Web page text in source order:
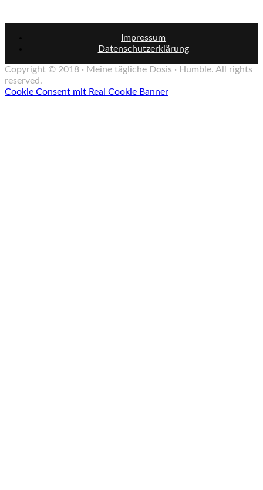
Impressum
Datenschutzerklärung
Copyright © 2018 · Meine tägliche Dosis · Humble. All rights
reserved.
Cookie Consent mit Real Cookie Banner